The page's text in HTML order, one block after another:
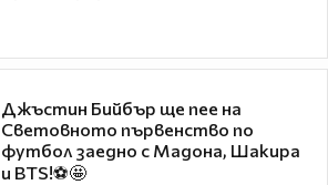
Джъстин Бийбър ще пее на
Световното първенство по
футбол заедно с Мадона, Шакира
и BTS!⚽🤩